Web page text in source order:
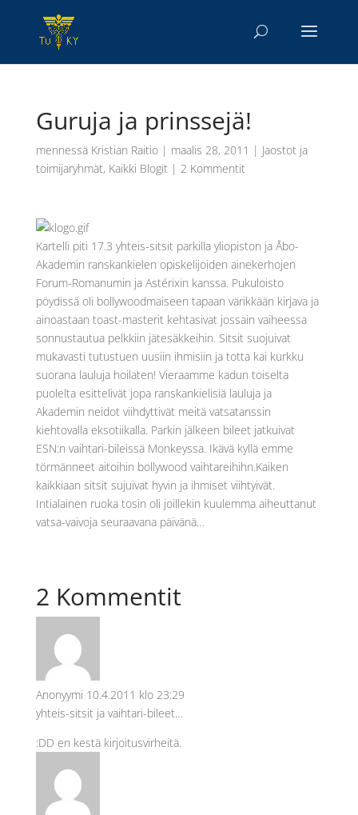
Guruja ja prinssejä!
mennessä Kristian Raitio| maalis 28, 2011 | Jaostot ja
toimijaryhmät, Kaikki Blogit| 2 Kommentit
Kartelli piti 17.3 yhteis-sitsit parkilla yliopiston ja Åbo-
Akademin ranskankielen opiskelijoiden ainekerhojen
Forum-Romanumin ja Astérixin kanssa. Pukuloisto
pöydissä oli bollywoodmaiseen tapaan värikkään kirjava ja
ainoastaan toast-masterit kehtasivat jossain vaiheessa
sonnustautua pelkkiin jätesäkkeihin. Sitsit suojuivat
mukavasti tutustuen uusiin ihmisiin ja totta kai kurkku
suorana lauluja hoilaten! Vieraamme kadun toiselta
puolelta esittelivät jopa ranskankielisiä lauluja ja
Akademin neidot viihdyttivät meitä vatsatanssin
kiehtovalla eksotiikalla. Parkin jälkeen bileet jatkuivat
ESN:n vaihtari-bileissä Monkeyssa. Ikävä kyllä emme
törmänneet aitoihin bollywood vaihtareihihn.Kaiken
kaikkiaan sitsit sujuivat hyvin ja ihmiset viihtyivät.
Intialainen ruoka tosin oli joillekin kuulemma aiheuttanut
vatsa-vaivoja seuraavana päivänä…
2 Kommentit
Anonyymi 10.4.2011 klo 23:29
yhteis-sitsit ja vaihtari-bileet…
:DD en kestä kirjoitusvirheitä.